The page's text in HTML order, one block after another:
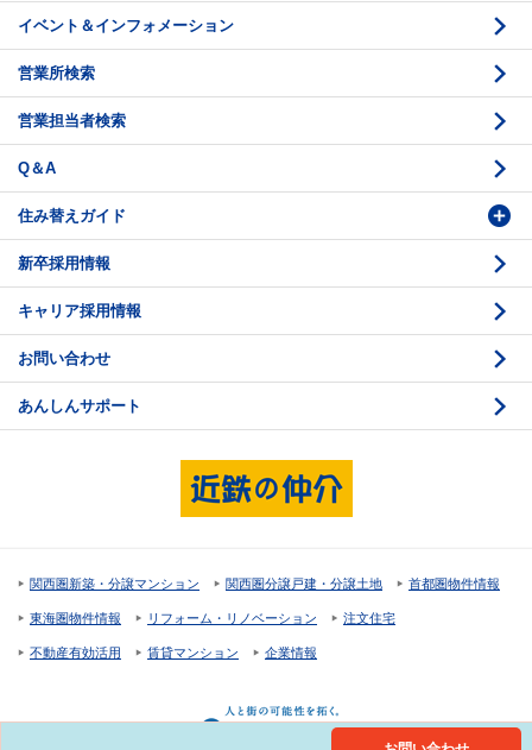
底地の資産性
相続と不動産
不動産投資のQ＆A
法人営業センター紹介
鑑定評価ご相談例
鑑定評価の流れ
お問い合わせ・ご相談
鑑定センター紹介
イベント＆インフォメーション
営業所検索
営業担当者検索
Q＆A
住み替えガイド
価格査定
媒介契約
売却活動
売却諸費用
住宅ローンの種類
返済計画
購入のスケジュール
物件資料の読み方 1
物件資料の読み方 2
現地見学のポイント
決済と引渡し 2
新卒採用情報
キャリア採用情報
お問い合わせ
あんしんサポート
関西圏新築・分譲マンション 関西圏分譲戸建・分譲土地 首都圏物件情報
東海圏物件情報 リフォーム・リノベーション 注文住宅
不動産有効活用 賃貸マンション 企業情報